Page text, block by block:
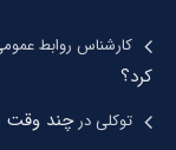
کارشناس روابط
کرد؟
توکلیدرچند وقت